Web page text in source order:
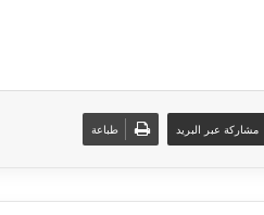
مشاركة عبر البريد طباعة